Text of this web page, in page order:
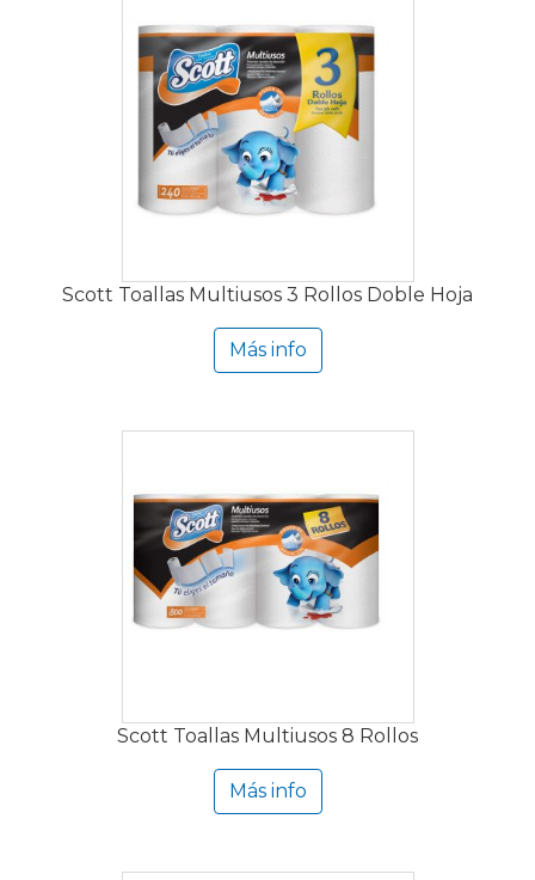
Scott Toallas Multiusos 3 Rollos Doble Hoja
Más info
Scott Toallas Multiusos 8 Rollos
Más info